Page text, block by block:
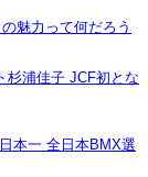
魅力って何だろう
杉浦佳子 JCF初とな
本一 全日本BMX選